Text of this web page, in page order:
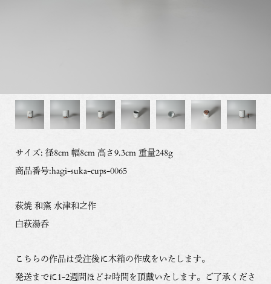
サイズ: 径8cm 幅8cm 高さ9.3cm 重量248g
商品番号:hagi-suka-cups-0065
萩焼 和窯 水津和之作
白萩湯呑
こちらの作品は受注後に木箱の作成をいたします。
発送までに1-2週間ほどお時間を頂戴いたします。ご了承くださ